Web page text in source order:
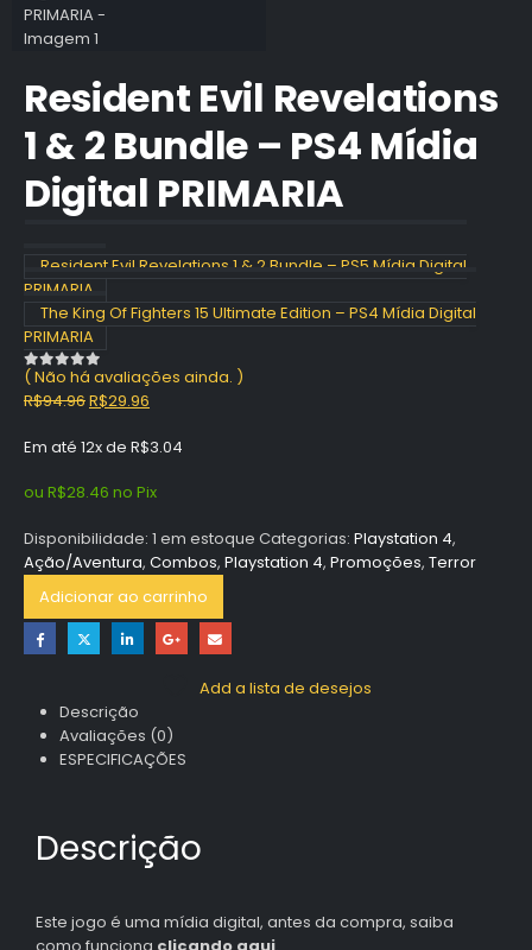
Resident Evil Revelations
1 & 2 Bundle – PS4 Mídia
Digital PRIMARIA
Resident Evil Revelations 1 & 2 Bundle – PS5 Mídia Digital
PRIMARIA
The King Of Fighters 15 Ultimate Edition – PS4 Mídia Digital
PRIMARIA
0 out of 5
( Não há avaliações ainda. )
R$94.96O
original
R$94.96.
R$29.96
atual
R$29.96.
Em até 12x de R$3.04
ou R$28.46 no Pix
Disponibilidade: 1 em estoque Categorias: Playstation 4,
Ação/Aventura, Combos, Playstation 4, Promoções, Terror
Adicionar ao carrinho
Add a lista de desejos
Descrição
Avaliações (0)
ESPECIFICAÇÕES
Descrição
Este jogo é uma mídia digital, antes da compra, saiba
como funciona clicando aqui.